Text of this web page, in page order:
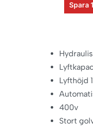
Spara
Lyfthöjd
400v
Stort